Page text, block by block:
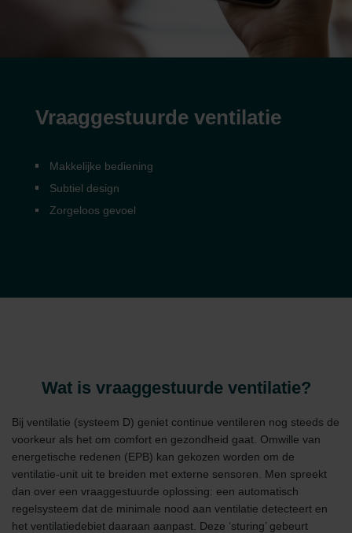
Vraaggestuurde ventilatie
Makkelijke bediening
Subtiel design
Zorgeloos gevoel
Wat is vraaggestuurde ventilatie?
Bij ventilatie (systeem D) geniet continue ventileren nog steeds de
voorkeur als het om comfort en gezondheid gaat. Omwille van
energetische redenen (EPB) kan gekozen worden om de
ventilatie-unit uit te breiden met externe sensoren. Men spreekt
dan over een vraaggestuurde oplossing: een automatisch
regelsysteem dat de minimale nood aan ventilatie detecteert en
het ventilatiedebiet daaraan aanpast. Deze ‘sturing’ gebeurt